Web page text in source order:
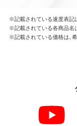
※記載されている速度表記
※記載されている各商品名
※記載されている価格は、